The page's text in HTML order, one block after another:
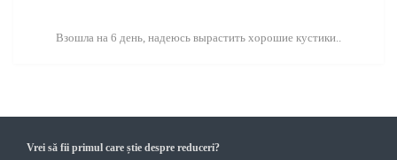
Взошла на 6 день, надеюсь вырастить хорошие кустики..
Vrei să fii primul care știe despre reduceri?